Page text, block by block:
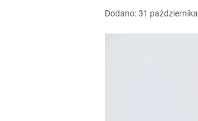
Dodano:31 października